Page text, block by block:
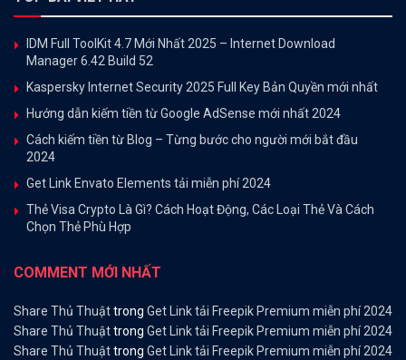
IDM Full ToolKit 4.7 Mới Nhất 2025 – Internet Download
Manager 6.42 Build 52
Kaspersky Internet Security 2025 Full Key Bản Quyền mới nhất
Hướng dẫn kiếm tiền từ Google AdSense mới nhất 2024
Cách kiếm tiền từ Blog – Từng bước cho người mới bắt đầu
2024
Get Link Envato Elements tải miễn phí 2024
Thẻ Visa Crypto Là Gì? Cách Hoạt Động, Các Loại Thẻ Và Cách
Chọn Thẻ Phù Hợp
COMMENT MỚI NHẤT
Share Thủ Thuậttrong Get Link tải Freepik Premium miễn phí 2024
Share Thủ Thuậttrong Get Link tải Freepik Premium miễn phí 2024
Share Thủ Thuậttrong Get Link tải Freepik Premium miễn phí 2024